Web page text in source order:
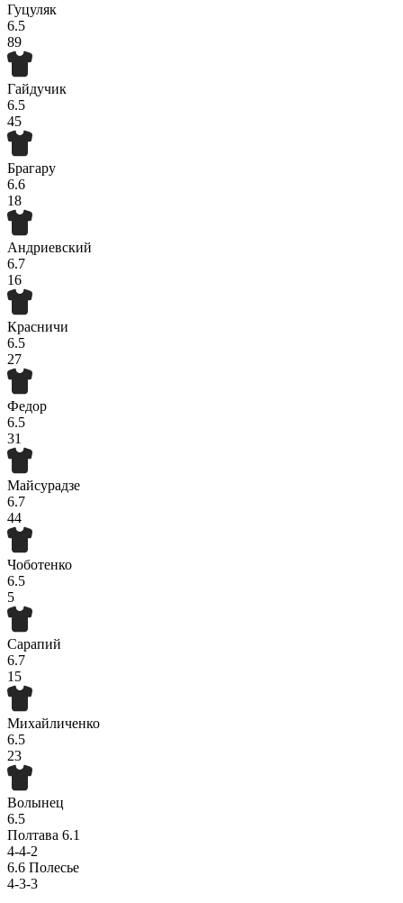
Гуцуляк
6.5
89
Гайдучик
6.5
45
Брагару
6.6
18
Андриевский
6.7
16
Красничи
6.5
27
Федор
6.5
31
Майсурадзе
6.7
44
Чоботенко
6.5
5
Сарапий
6.7
15
Михайличенко
6.5
23
Волынец
6.5
Полтава 6.1
4-4-2
6.6 Полесье
4-3-3